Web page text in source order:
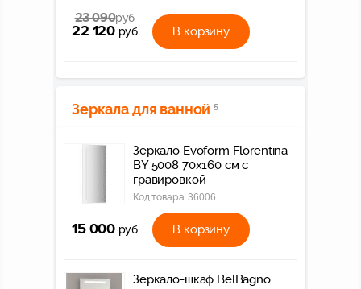
23 090руб
22 120 руб В корзину
Зеркала для ванной 5
Зеркало Evoform Florentina
BY 5008 70x160 см с
гравировкой
Код товара:36006
15 000 руб В корзину
Зеркало-шкаф BelBagno